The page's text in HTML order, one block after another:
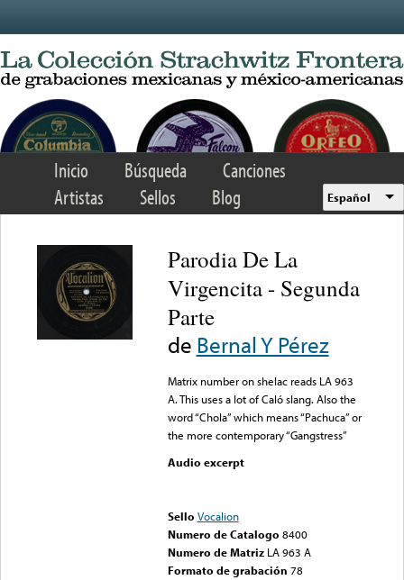
Inicio Búsqueda
Canciones
Artistas
Sellos Blog Español
Parodia De La
Virgencita - Segunda
Parte
de Bernal Y Pérez
Matrix number on shelac reads LA 963
A. This uses a lot of Caló slang. Also the
word “Chola” which means “Pachuca” or
the more contemporary “Gangstress”
Audio excerpt
Sello Vocalion
Numero de Catalogo 8400
Numero de Matriz LA 963 A
Formato de grabación 78